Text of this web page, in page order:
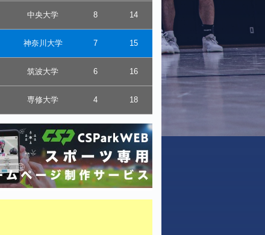
中央大学 8 14
神奈川大学 7 15
筑波大学 6 16
専修大学 4 18